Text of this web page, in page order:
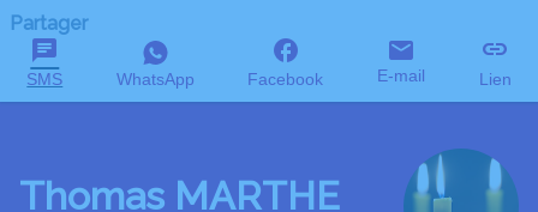
Partager
SMS WhatsApp Facebook E-mail Lien
Thomas MARTHE